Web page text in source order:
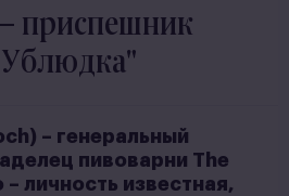
приспешник
– генеральный
пивоварни The
личность известная,